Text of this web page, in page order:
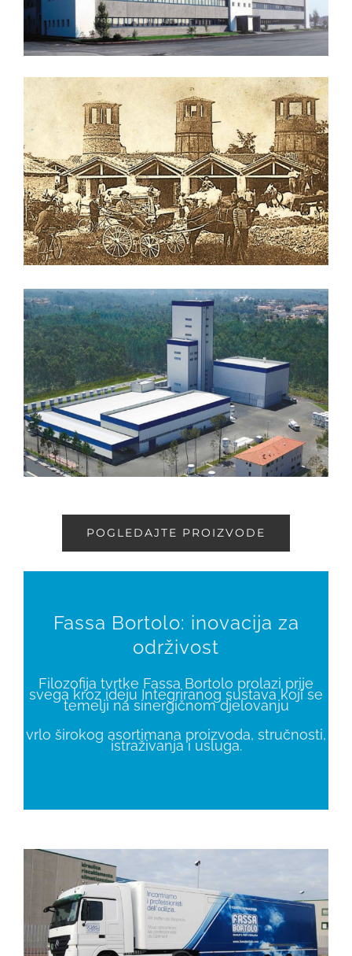
POGLEDAJTE PROIZVODE
Fassa Bortolo: inovacija za
održivost
Filozofija tvrtke Fassa Bortolo prolazi prije
svega kroz ideju Integriranog sustava koji se
temelji na sinergičnom djelovanju
vrlo širokog asortimana proizvoda, stručnosti,
istraživanja i usluga.